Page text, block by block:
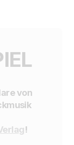
von
!